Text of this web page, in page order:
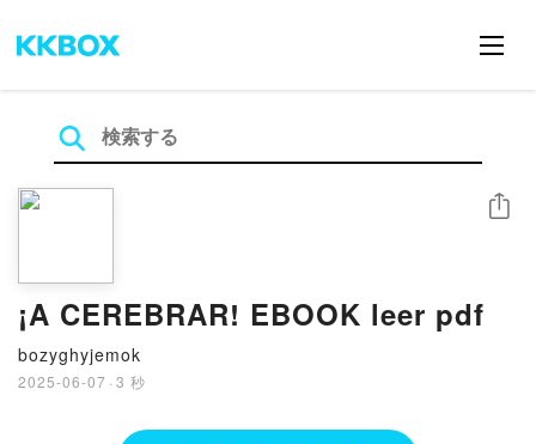
¡A CEREBRAR! EBOOK leer pdf
bozyghyjemok
2025-06-07 · 3 秒
シェア